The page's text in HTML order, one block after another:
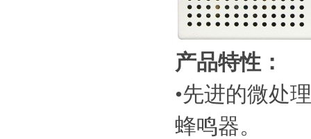
产品特性：
•先进的微处
蜂鸣器。